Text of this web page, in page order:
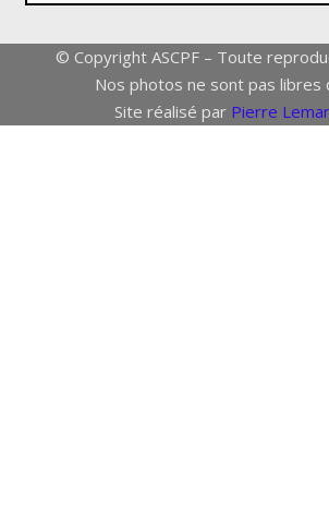
© Copyright ASCPF – Toute
Nos photos ne sont pas libres
Site réalisé par Pierre